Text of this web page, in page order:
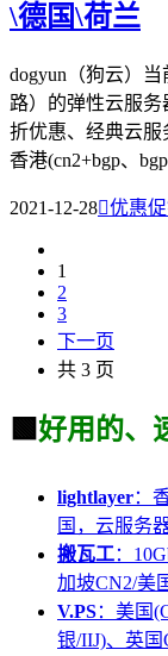
\德国\荷兰
dogyun（狗云）
路）的弹性云服
折优惠、经典云
香港(cn2+bgp、
2021-12-28优惠
1
2
3
下一页
共 3 页
🟩 好用的、
lightlayer：
国，云服务
搬瓦工：
加坡CN2/美
V.PS：美国
银/IIJ)、英